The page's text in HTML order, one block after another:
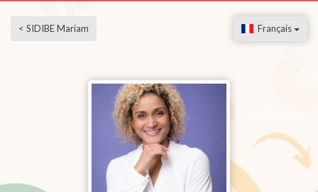
< SIDIBE Mariam Français